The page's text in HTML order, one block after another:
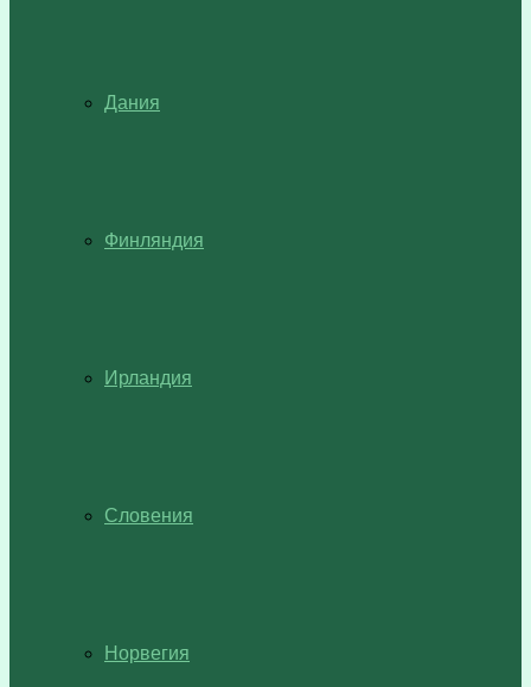
Дания
Финляндия
Ирландия
Словения
Норвегия